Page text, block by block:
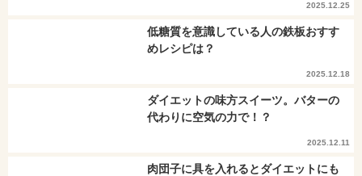
2025.12.25
低糖質を意識している人の鉄板おすす
めレシピは？
2025.12.18
ダイエットの味方スイーツ。バターの
代わりに空気の力で！？
2025.12.11
肉団子に具を入れるとダイエットにも